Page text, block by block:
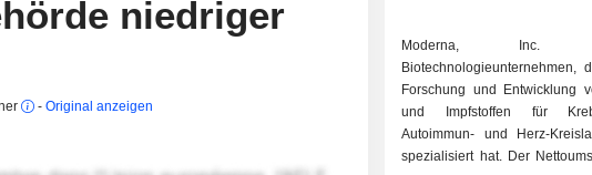
niedriger
- Original anzeigen
Moderna,
Forschung und Entwicklung
und Impfstoffen für
Autoimmun- und Herz-
spezialisiert hat. Der